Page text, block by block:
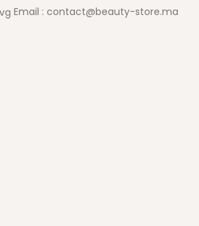
Email : contact@beauty-store.ma